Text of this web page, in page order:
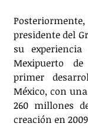
presidente del
su
Mexipuerto
primer
México, con
260 millones
creación en